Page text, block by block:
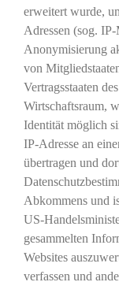
erweitert wurde,
Adressen (sog.
Anonymisierung
von
Vertragsstaaten
Wirtschaftsraum,
Identität möglich
IP-Adresse an
übertragen und
Abkommens und
US-
gesammelten
Websites
verfassen und